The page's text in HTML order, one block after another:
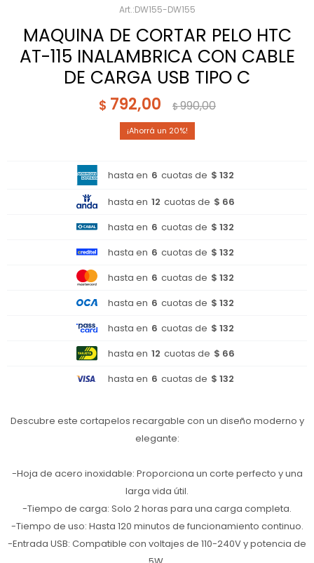
DW155-DW155
MAQUINA DE CORTAR PELO HTC
AT-115 INALAMBRICA CON CABLE
DE CARGA USB TIPO C
$ 792,00 $990,00
20
hasta en 6 cuotas de $ 132
hasta en 12 cuotas de $ 66
hasta en 6 cuotas de $ 132
hasta en 6 cuotas de $ 132
hasta en 6 cuotas de $ 132
hasta en 6 cuotas de $ 132
hasta en 6 cuotas de $ 132
hasta en 12 cuotas de $ 66
hasta en 6 cuotas de $ 132
Descubre este cortapelos recargable con un diseño moderno y
elegante:
-Hoja de acero inoxidable: Proporciona un corte perfecto y una
larga vida útil.
-Tiempo de carga: Solo 2 horas para una carga completa.
-Tiempo de uso: Hasta 120 minutos de funcionamiento continuo.
-Entrada USB: Compatible con voltajes de 110-240V y potencia de